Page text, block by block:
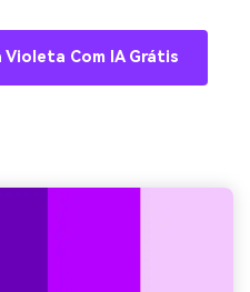
Violeta Com IA Grátis